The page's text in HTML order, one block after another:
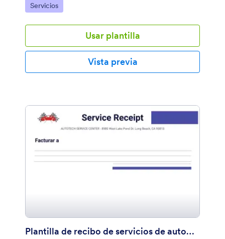
Ir a Categoría:
Servicios
Usar plantilla
Vista previa
Plantilla de recibo de servicios de automóvil